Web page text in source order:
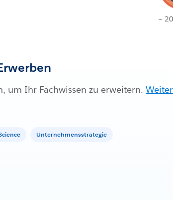
~
um Ihr Fachwissen zu erweitern.
Unternehmensstrategie